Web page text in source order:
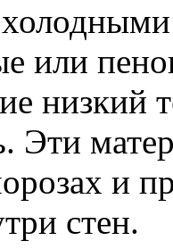
или
низкий
Эти
и
стен.